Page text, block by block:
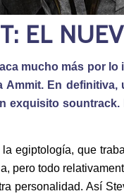
EL
mucho más por
En
exquisito
egiptología, que
pero todo
personalidad. Así